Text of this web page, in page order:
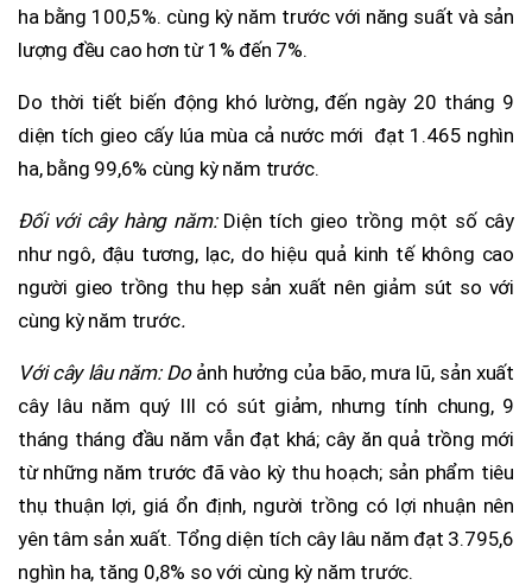
ha bằng 100,5%. cùng kỳ năm trước với năng suất và sản
lượng đều cao hơn từ 1% đến 7%.
Do thời tiết biến động khó lường, đến ngày 20 tháng 9
diện tích gieo cấy lúa mùa cả nước mới đạt 1.465 nghìn
ha, bằng 99,6% cùng kỳ năm trước.
Đối với cây hàng năm: Diện tích gieo trồng một số cây
như ngô, đậu tương, lạc, do hiệu quả kinh tế không cao
người gieo trồng thu hẹp sản xuất nên giảm sút so với
cùng kỳ năm trước.
Với cây lâu năm: Do ảnh hưởng của bão, mưa lũ, sản xuất
cây lâu năm quý III có sút giảm, nhưng tính chung, 9
tháng tháng đầu năm vẫn đạt khá; cây ăn quả trồng mới
từ những năm trước đã vào kỳ thu hoạch; sản phẩm tiêu
thụ thuận lợi, giá ổn định, người trồng có lợi nhuận nên
yên tâm sản xuất. Tổng diện tích cây lâu năm đạt 3.795,6
nghìn ha, tăng 0,8% so với cùng kỳ năm trước.